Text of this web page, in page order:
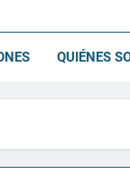
QUIÉNES